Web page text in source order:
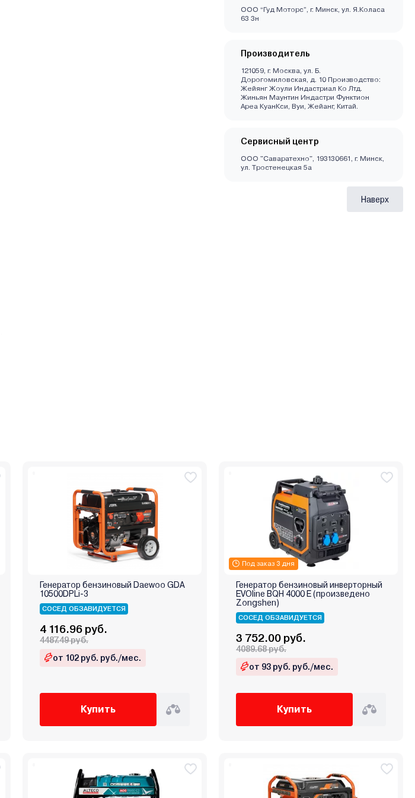
ООО “Гуд Моторс”, г. Минск, ул. Я.Коласа
63 3н
Производитель
121059, г. Москва, ул. Б.
Дорогомиловская, д. 10 Производство:
Жейянг Жоули Индастриал Ко Лтд.
Жиньян Маунтин Индастри Функтион
Ареа КуанКси, Вуи, Жейанг, Китай.
Сервисный центр
ООО "Саваратехно", 193130661, г. Минск,
ул. Тростенецкая 5а
Наверх
Генератор бензиновый Daewoo GDA
10500DPLi-3
СОСЕД ОБЗАВИДУЕТСЯ
4 116.96 руб.
4487.49 руб.
от 102 руб. руб./мес.
Купить
Под заказ 3 дня
Генератор бензиновый инверторный
EVOline BQH 4000 E (произведено
Zongshen)
СОСЕД ОБЗАВИДУЕТСЯ
3 752.00 руб.
4089.68 руб.
от 93 руб. руб./мес.
Купить